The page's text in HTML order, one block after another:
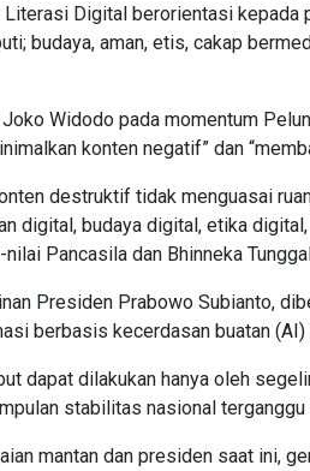
Literasi Digital berorientasi kepada
budaya, aman, etis, cakap
Widodo pada momentum
konten negatif” dan
destruktif tidak menguasai
digital, budaya digital, etika
nilai Pancasila dan Bhinneka
Presiden Prabowo Subianto,
berbasis kecerdasan buatan
dapat dilakukan hanya oleh
stabilitas nasional
mantan dan presiden saat ini,